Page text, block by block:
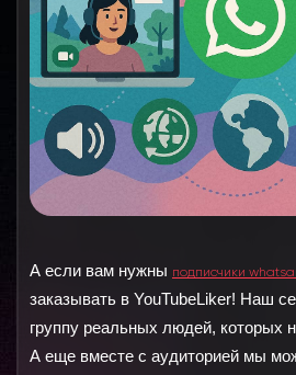
А если вам нужны подписчики
заказывать в YouTubeLiker! Наш
группу реальных людей, которых
А еще вместе с аудиторией мы